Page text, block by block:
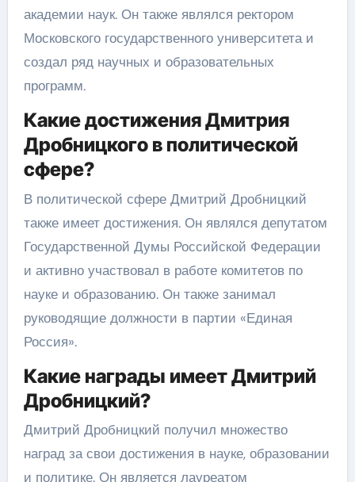
академии наук. Он также являлся ректором
Московского государственного университета и
создал ряд научных и образовательных
программ.
Какие достижения Дмитрия
Дробницкого в политической
сфере?
В политической сфере Дмитрий Дробницкий
также имеет достижения. Он являлся депутатом
Государственной Думы Российской Федерации
и активно участвовал в работе комитетов по
науке и образованию. Он также занимал
руководящие должности в партии «Единая
Россия».
Какие награды имеет Дмитрий
Дробницкий?
Дмитрий Дробницкий получил множество
наград за свои достижения в науке, образовании
и политике. Он является лауреатом